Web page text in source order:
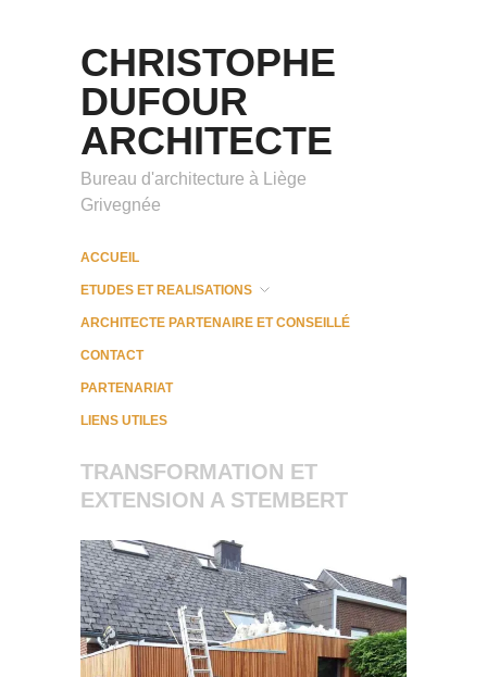
CHRISTOPHE
DUFOUR
ARCHITECTE
Bureau d'architecture à Liège
Grivegnée
ACCUEIL
ETUDES ET REALISATIONS
ARCHITECTE PARTENAIRE ET CONSEILLÉ
CONTACT
PARTENARIAT
LIENS UTILES
TRANSFORMATION ET
EXTENSION A STEMBERT